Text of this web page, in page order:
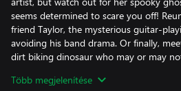
seems determined to scare you off!
friend Taylor, the mysterious guitar-
avoiding his band drama. Or finally,
dirt biking dinosaur who may or may
catching up to him. Make choices like
Több megjelenítése